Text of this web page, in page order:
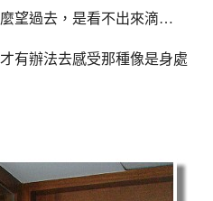
望過去，是看不出來滴…
有辦法去感受那種像是身處